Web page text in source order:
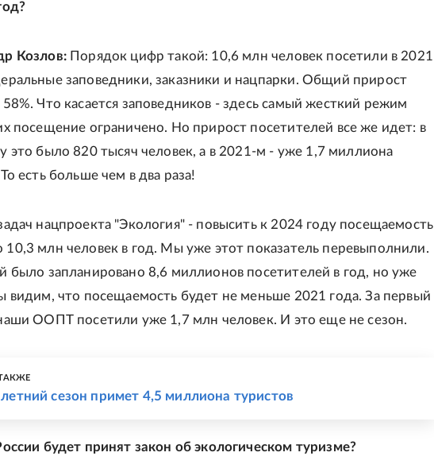
Козлов:Порядок цифр такой: 10,6 млн человек посетили в 2021
заповедники, заказники и нацпарки. Общий прирост
58%. Что касается заповедников - здесь самый жесткий режим
посещение ограничено. Но прирост посетителей все же идет: в
это было 820 тысяч человек, а в 2021-м - уже 1,7 миллиона
есть больше чем в два раза!
нацпроекта "Экология" - повысить к 2024 году посещаемость
млн человек в год. Мы уже этот показатель перевыполнили.
было запланировано 8,6 миллионов посетителей в год, но уже
видим, что посещаемость будет не меньше 2021 года. За первый
ООПТ посетили уже 1,7 млн человек. И это еще не сезон.
сезон примет 4,5 миллиона туристов
будет принят закон об экологическом туризме?